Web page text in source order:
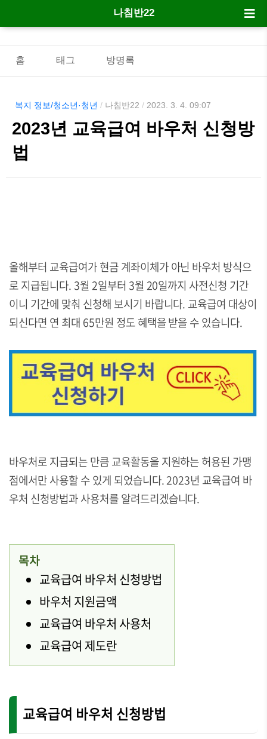
나침반22
홈 태그 방명록
복지 정보/청소년·청년 / 나침반22 / 2023. 3. 4. 09:07
2023년 교육급여 바우처 신청방
법
올해부터 교육급여가 현금 계좌이체가 아닌 바우처 방식으
로 지급됩니다. 3월 2일부터 3월 20일까지 사전신청 기간
이니 기간에 맞춰 신청해 보시기 바랍니다. 교육급여 대상이
되신다면 연 최대 65만원 정도 혜택을 받을 수 있습니다.
바우처로 지급되는 만큼 교육활동을 지원하는 허용된 가맹
점에서만 사용할 수 있게 되었습니다. 2023년 교육급여 바
우처 신청방법과 사용처를 알려드리겠습니다.
목차
교육급여 바우처 신청방법
바우처 지원금액
교육급여 바우처 사용처
교육급여 제도란
교육급여 바우처 신청방법